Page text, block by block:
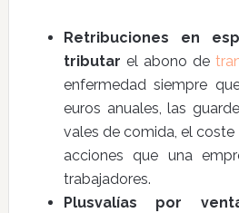
Retribuciones en
tributar el abono de
enfermedad siempre
euros anuales, las
vales de comida, el
acciones que una
trabajadores.
Plusvalías por